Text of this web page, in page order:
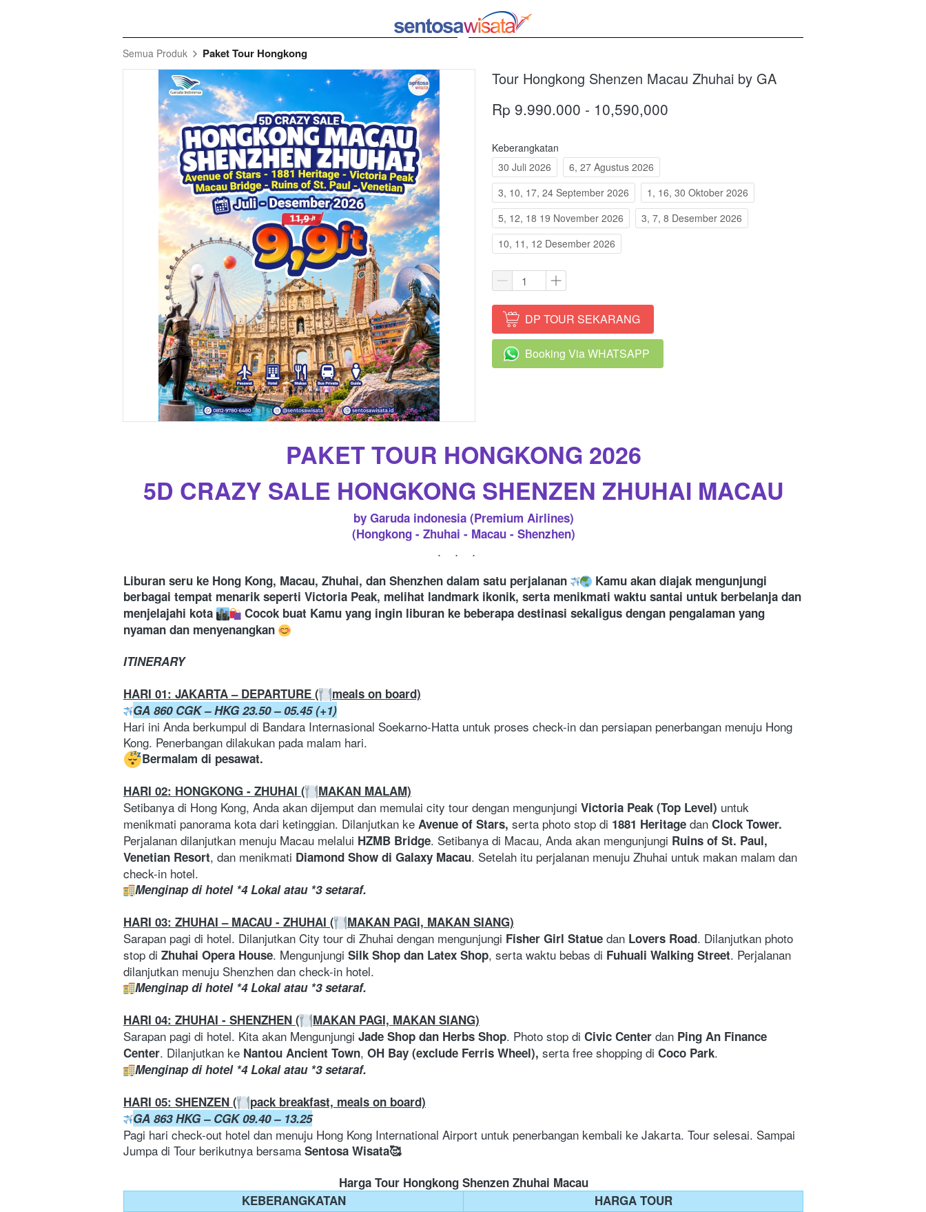
Semua Produk Paket Tour Hongkong
Tour Hongkong Shenzen Macau Zhuhai by GA
Rp 9.990.000 - 10,590,000
Keberangkatan
30 Juli 2026
6, 27 Agustus 2026
3, 10, 17, 24 September 2026
1, 16, 30 Oktober 2026
5, 12, 18 19 November 2026
3, 7, 8 Desember 2026
10, 11, 12 Desember 2026
` DP TOUR SEKARANG
` Booking Via WHATSAPP
PAKET TOUR HONGKONG 2026
5D CRAZY SALE HONGKONG SHENZEN ZHUHAI MACAU
by Garuda indonesia (Premium Airlines)
(Hongkong - Zhuhai - Macau - Shenzhen)
...
Liburan seru ke Hong Kong, Macau, Zhuhai, dan Shenzhen dalam satu perjalanan
Kamu akan diajak mengunjungi
berbagai tempat menarik seperti Victoria Peak, melihat landmark ikonik, serta menikmati waktu santai untuk berbelanja dan
menjelajahi kota
Cocok buat Kamu yang ingin liburan ke beberapa destinasi sekaligus dengan pengalaman yang
nyaman dan menyenangkan
ITINERARY
HARI 01: JAKARTA – DEPARTURE (
meals on board)
GA 860 CGK – HKG 23.50 – 05.45 (+1)
Hari ini Anda berkumpul di Bandara Internasional Soekarno-Hatta untuk proses check-in dan persiapan penerbangan menuju Hong
Kong. Penerbangan dilakukan pada malam hari.
Bermalam di pesawat.
HARI 02: HONGKONG - ZHUHAI (
MAKAN MALAM)
Setibanya di Hong Kong, Anda akan dijemput dan memulai city tour dengan mengunjungi Victoria Peak (Top Level) untuk
menikmati panorama kota dari ketinggian. Dilanjutkan ke Avenue of Stars, serta photo stop di 1881 Heritage dan Clock Tower.
Perjalanan dilanjutkan menuju Macau melalui HZMB Bridge. Setibanya di Macau, Anda akan mengunjungi Ruins of St. Paul,
Venetian Resort, dan menikmati Diamond Show di Galaxy Macau. Setelah itu perjalanan menuju Zhuhai untuk makan malam dan
check-in hotel.
Menginap di hotel *4 Lokal atau *3 setaraf.
HARI 03: ZHUHAI – MACAU - ZHUHAI (
MAKAN PAGI, MAKAN SIANG)
Sarapan pagi di hotel. Dilanjutkan City tour di Zhuhai dengan mengunjungi Fisher Girl Statue dan Lovers Road. Dilanjutkan photo
stop di Zhuhai Opera House. Mengunjungi Silk Shop dan Latex Shop, serta waktu bebas di Fuhuali Walking Street. Perjalanan
dilanjutkan menuju Shenzhen dan check-in hotel.
Menginap di hotel *4 Lokal atau *3 setaraf.
HARI 04: ZHUHAI - SHENZHEN (
MAKAN PAGI, MAKAN SIANG)
Sarapan pagi di hotel. Kita akan Mengunjungi Jade Shop dan Herbs Shop. Photo stop di Civic Center dan Ping An Finance
Center. Dilanjutkan ke Nantou Ancient Town, OH Bay (exclude Ferris Wheel), serta free shopping di Coco Park.
Menginap di hotel *4 Lokal atau *3 setaraf.
HARI 05: SHENZEN (
pack breakfast, meals on board)
GA 863 HKG – CGK 09.40 – 13.25
Pagi hari check-out hotel dan menuju Hong Kong International Airport untuk penerbangan kembali ke Jakarta. Tour selesai. Sampai
Jumpa di Tour berikutnya bersama Sentosa Wisata🥰
Harga Tour Hongkong Shenzen Zhuhai Macau
KEBERANGKATAN
HARGA TOUR